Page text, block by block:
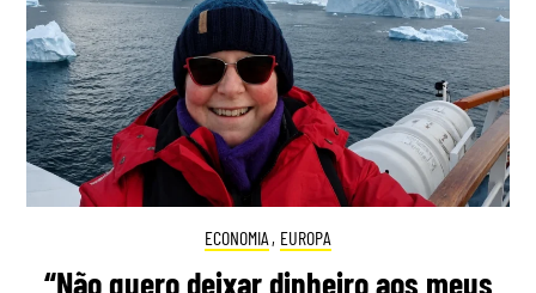
ECONOMIA , EUROPA
“Não quero deixar dinheiro aos meus